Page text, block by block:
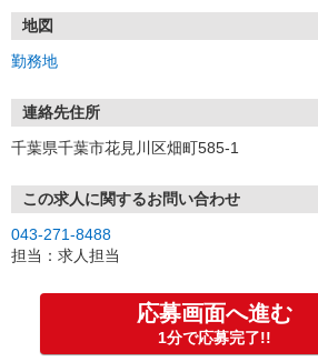
地図
勤務地
連絡先住所
千葉県千葉市花見川区畑町585-1
この求人に関するお問い合わせ
043-271-8488
担当：求人担当
応募画面へ進む
1分で応募完了!!